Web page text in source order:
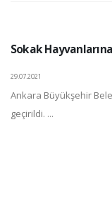
Sokak
29.07.2021
Ankara Büyükşehir
geçirildi. ...